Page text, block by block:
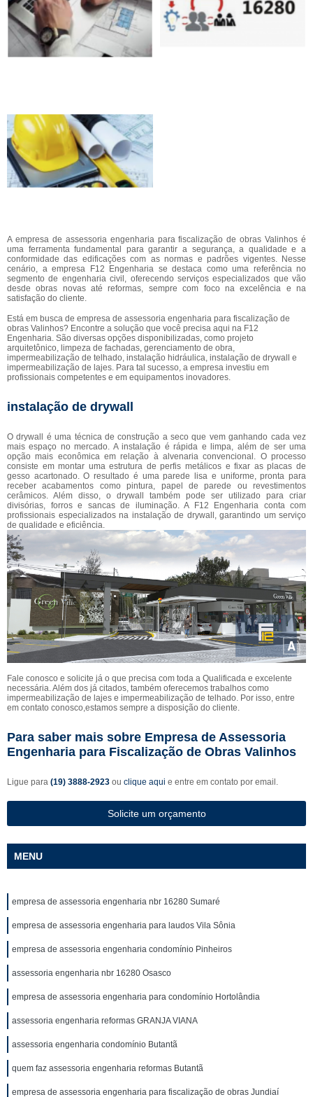
A empresa de assessoria engenharia para fiscalização de obras Valinhos é
uma ferramenta fundamental para garantir a segurança, a qualidade e a
conformidade das edificações com as normas e padrões vigentes. Nesse
cenário, a empresa F12 Engenharia se destaca como uma referência no
segmento de engenharia civil, oferecendo serviços especializados que vão
desde obras novas até reformas, sempre com foco na excelência e na
satisfação do cliente.
Está em busca de empresa de assessoria engenharia para fiscalização de
obras Valinhos? Encontre a solução que você precisa aqui na F12
Engenharia. São diversas opções disponibilizadas, como projeto
arquitetônico, limpeza de fachadas, gerenciamento de obra,
impermeabilização de telhado, instalação hidráulica, instalação de drywall e
impermeabilização de lajes. Para tal sucesso, a empresa investiu em
profissionais competentes e em equipamentos inovadores.
instalação de drywall
O drywall é uma técnica de construção a seco que vem ganhando cada vez
mais espaço no mercado. A instalação é rápida e limpa, além de ser uma
opção mais econômica em relação à alvenaria convencional. O processo
consiste em montar uma estrutura de perfis metálicos e fixar as placas de
gesso acartonado. O resultado é uma parede lisa e uniforme, pronta para
receber acabamentos como pintura, papel de parede ou revestimentos
cerâmicos. Além disso, o drywall também pode ser utilizado para criar
divisórias, forros e sancas de iluminação. A F12 Engenharia conta com
profissionais especializados na instalação de drywall, garantindo um serviço
de qualidade e eficiência.
Fale conosco e solicite já o que precisa com toda a Qualificada e excelente
necessária. Além dos já citados, também oferecemos trabalhos como
impermeabilização de lajes e impermeabilização de telhado. Por isso, entre
em contato conosco,estamos sempre a disposição do cliente.
Para saber mais sobre Empresa de Assessoria
Engenharia para Fiscalização de Obras Valinhos
Ligue para (19) 3888-2923 ou clique aqui e entre em contato por email.
Solicite um orçamento
MENU
empresa de assessoria engenharia nbr 16280 Sumaré
empresa de assessoria engenharia para laudos Vila Sônia
empresa de assessoria engenharia condomínio Pinheiros
assessoria engenharia nbr 16280 Osasco
empresa de assessoria engenharia para condomínio Hortolândia
assessoria engenharia reformas GRANJA VIANA
assessoria engenharia condomínio Butantã
quem faz assessoria engenharia reformas Butantã
empresa de assessoria engenharia para fiscalização de obras Jundiaí